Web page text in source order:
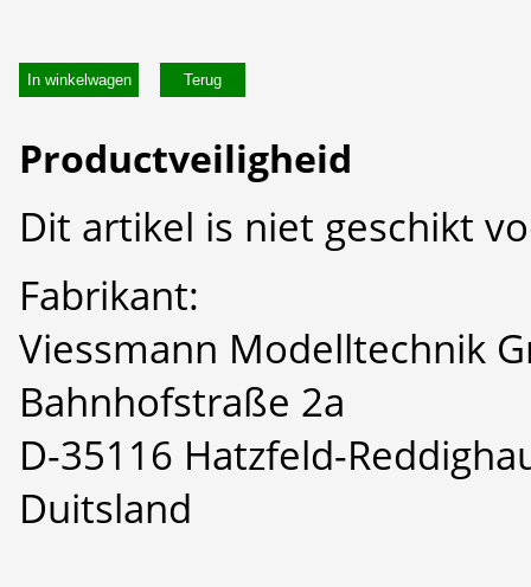
In winkelwagen
Productveiligheid
Dit artikel is niet geschikt
Fabrikant:
Viessmann Modelltechnik
Bahnhofstraße 2a
D-35116 Hatzfeld-
Duitsland